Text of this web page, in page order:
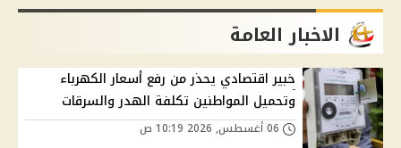
الاخبار العامة
خبير اقتصادي يحذر من رفع أسعار الكهرباء
وتحميل المواطنين تكلفة الهدر والسرقات